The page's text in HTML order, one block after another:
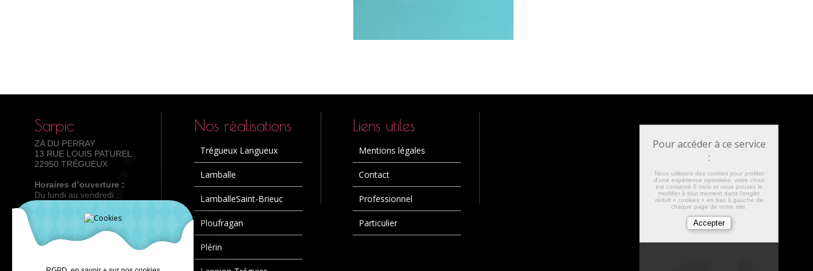
Sarpic
ZA DU PERRAY
13 RUE LOUIS PATUREL
22950 TRÉGUEUX
Horaires d’ouverture :
Du lundi au vendredi :
Tel : 02 96 72 60 61
Nos réalisations
Trégueux Langueux
Lamballe
LamballeSaint-Brieuc
Ploufragan
Plérin
Liens utiles
Mentions légales
Contact
Professionnel
Particulier
Pour accéder à ce service
:
Nous utilisons des cookies pour profiter
d'une expérience optimisée, votre choix
est conservé 6 mois et vous pouvez le
modifier à tout moment dans l'onglet
réduit « cookies » en bas à gauche de
chaque page de notre site.